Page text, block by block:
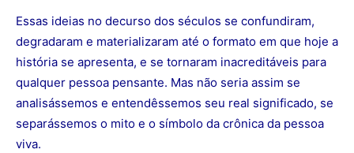
Essas ideias no decurso dos séculos se confundiram,
degradaram e materializaram até o formato em que hoje a
história se apresenta, e se tornaram inacreditáveis para
qualquer pessoa pensante. Mas não seria assim se
analisássemos e entendêssemos seu real significado, se
separássemos o mito e o símbolo da crônica da pessoa
viva.